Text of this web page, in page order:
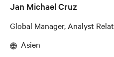
Jan Michael Cruz
Global Manager, Analyst
Asien